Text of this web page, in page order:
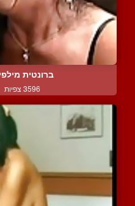
ברונטית
3596 צפיות